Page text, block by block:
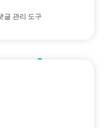
글 관리 도구